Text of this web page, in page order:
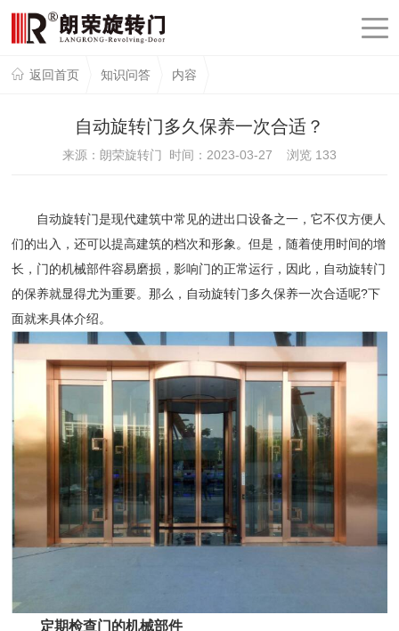
返回首页 知识问答 内容
自动旋转门多久保养一次合适？
来源：朗荣旋转门 时间：2023-03-27 浏览 133
自动旋转门是现代建筑中常见的进出口设备之一，它不仅方便人
们的出入，还可以提高建筑的档次和形象。但是，随着使用时间的增
长，门的机械部件容易磨损，影响门的正常运行，因此，自动旋转门
的保养就显得尤为重要。那么，自动旋转门多久保养一次合适呢?下
面就来具体介绍。
定期检查门的机械部件